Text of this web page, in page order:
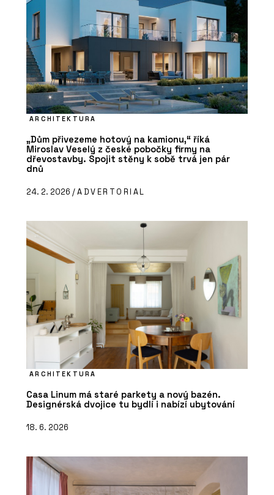
ARCHITEKTURA
„Dům přivezeme hotový na kamionu,“ říká
Miroslav Veselý z české pobočky firmy na
dřevostavby. Spojit stěny k sobě trvá jen pár
dnů
24. 2. 2026 /ADVERTORIAL
ARCHITEKTURA
Casa Linum má staré parkety a nový bazén.
Designérská dvojice tu bydlí i nabízí ubytování
18. 6. 2026